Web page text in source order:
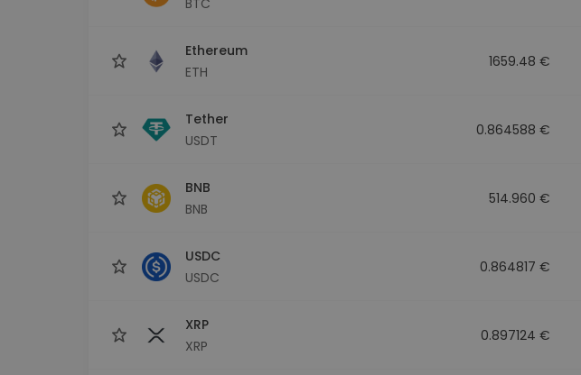
Ethereum
ETH
1659.48 €
Tether
USDT
0.864588 €
BNB
BNB
514.960 €
USDC
USDC
0.864817 €
XRP
XRP
0.897124 €